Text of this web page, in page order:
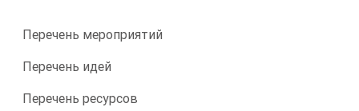
Перечень мероприятий
Перечень идей
Перечень ресурсов